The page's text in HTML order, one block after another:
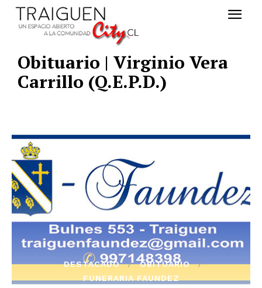
Obituario | Virginio Vera
Carrillo (Q.E.P.D.)
DESTACADO
OBITUARIO
FUNERARIA FAUNDEZ